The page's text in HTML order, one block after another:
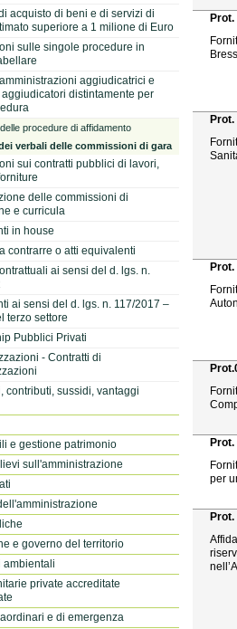
acquisto di beni e di servizi di
superiore a 1 milione di Euro
sulle singole procedure in
aggiudicatrici e
distintamente per
procedure di affidamento
verbali delle commissioni di gara
sui contratti pubblici di lavori,
delle commissioni di
e curricula
in house
contrarre o atti equivalenti
ai sensi del d. lgs. n.
ai sensi del d. lgs. n. 117/2017 –
terzo settore
Pubblici Privati
- Contratti di
contributi, sussidi, vantaggi
e gestione patrimonio
sull'amministrazione
e governo del territorio
ambientali
private accreditate
e di emergenza
per